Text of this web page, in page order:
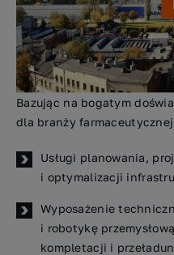
Bazując na bogatym
dla branży
Usługi planowania,
i optymalizacji
Wyposażenie
i robotykę
kompletacji i